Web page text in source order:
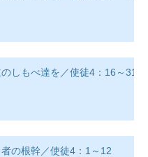
しもべ達を／使徒4：16～31
の根幹／使徒4：1～12